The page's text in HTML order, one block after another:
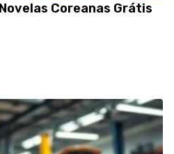
Coreanas Grátis